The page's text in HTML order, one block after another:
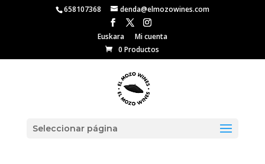
658107368 denda@elmozowines.com
Euskara
Mi cuenta
0 Productos
Seleccionar página